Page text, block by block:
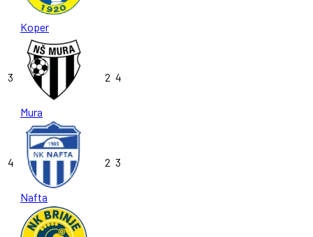
Koper
3
Mura
2 4
4
Nafta
2 3